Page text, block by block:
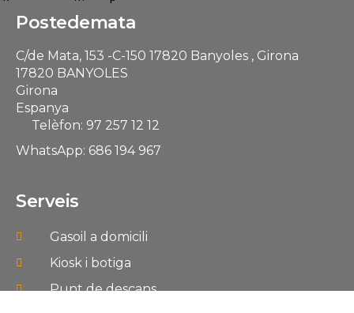
Postedemata
C/de Mata, 153 -C-150 17820 Banyoles , Girona
17820 BANYOLES
Girona
Espanya
Telèfon: 97 257 12 12
WhatsApp: 686 194 967
Serveis
Gasoil a domicili
Kiosk i botiga
Punt de descans